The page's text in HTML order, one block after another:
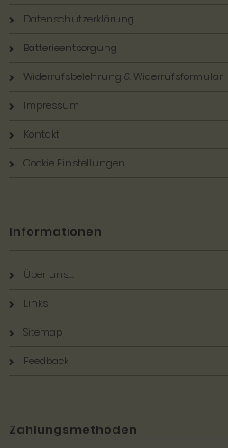
Datenschutzerklärung
Batterieentsorgung
Widerrufsbelehrung & Widerrufsformular
Impressum
Kontakt
Cookie Einstellungen
Informationen
Über uns...
Links
Sitemap
Feedback
Zahlungsmethoden